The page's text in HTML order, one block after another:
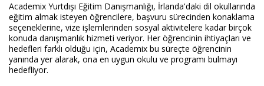
Academix Yurtdışı Eğitim Danışmanlığı, İrlanda'daki dil okullarında
eğitim almak isteyen öğrencilere, başvuru sürecinden konaklama
seçeneklerine, vize işlemlerinden sosyal aktivitelere kadar birçok
konuda danışmanlık hizmeti veriyor. Her öğrencinin ihtiyaçları ve
hedefleri farklı olduğu için, Academix bu süreçte öğrencinin
yanında yer alarak, ona en uygun okulu ve programı bulmayı
hedefliyor.